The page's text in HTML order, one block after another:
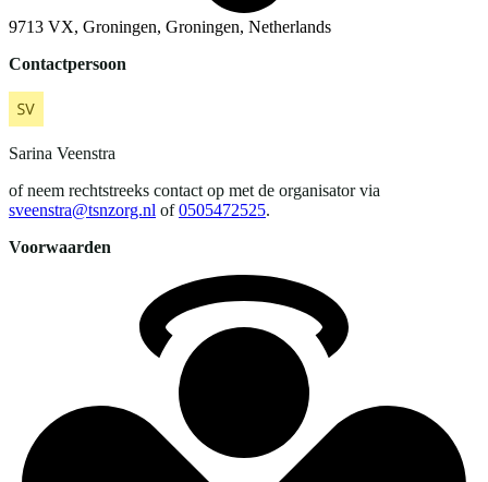
9713 VX, Groningen, Groningen, Netherlands
Contactpersoon
Sarina Veenstra
of neem rechtstreeks contact op met de organisator via
sveenstra@tsnzorg.nl of 0505472525.
Voorwaarden